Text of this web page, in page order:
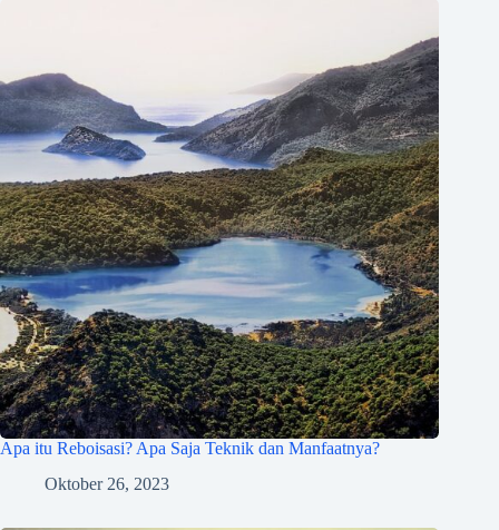
Apa itu Reboisasi? Apa Saja Teknik dan Manfaatnya?
Oktober 26, 2023